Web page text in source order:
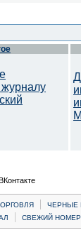
| ЧЕРНЫЕ
| СВЕЖИЙ НОМЕР